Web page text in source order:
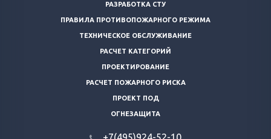
РАЗРАБОТКА СТУ
ПРАВИЛА ПРОТИВОПОЖАРНОГО РЕЖИМА
ТЕХНИЧЕСКОЕ ОБСЛУЖИВАНИЕ
РАСЧЕТ КАТЕГОРИЙ
ПРОЕКТИРОВАНИЕ
РАСЧЕТ ПОЖАРНОГО РИСКА
ПРОЕКТ ПОД
ОГНЕЗАЩИТА